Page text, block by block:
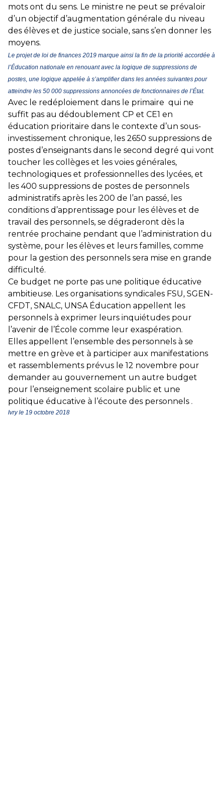
mots ont du sens. Le ministre ne peut se prévaloir
d’un objectif d’augmentation générale du niveau
des élèves et de justice sociale, sans s’en donner les
moyens.
Le projet de loi de finances 2019 marque ainsi la fin de la priorité accordée à
l’Éducation nationale en renouant avec la logique de suppressions de
postes, une logique appelée à s’amplifier dans les années suivantes pour
atteindre les 50 000 suppressions annoncées de fonctionnaires de l’État.
Avec le redéploiement dans le primaire qui ne
suffit pas au dédoublement CP et CE1 en
éducation prioritaire dans le contexte d’un sous-
investissement chronique, les 2650 suppressions de
postes d’enseignants dans le second degré qui vont
toucher les collèges et les voies générales,
technologiques et professionnelles des lycées, et
les 400 suppressions de postes de personnels
administratifs après les 200 de l’an passé, les
conditions d’apprentissage pour les élèves et de
travail des personnels, se dégraderont dès la
rentrée prochaine pendant que l’administration du
système, pour les élèves et leurs familles, comme
pour la gestion des personnels sera mise en grande
difficulté.
Ce budget ne porte pas une politique éducative
ambitieuse. Les organisations syndicales FSU, SGEN-
CFDT, SNALC, UNSA Éducation appellent les
personnels à exprimer leurs inquiétudes pour
l’avenir de l’École comme leur exaspération.
Elles appellent l’ensemble des personnels à se
mettre en grève et à participer aux manifestations
et rassemblements prévus le 12 novembre pour
demander au gouvernement un autre budget
pour l’enseignement scolaire public et une
politique éducative à l’écoute des personnels .
Ivry le 19 octobre 2018